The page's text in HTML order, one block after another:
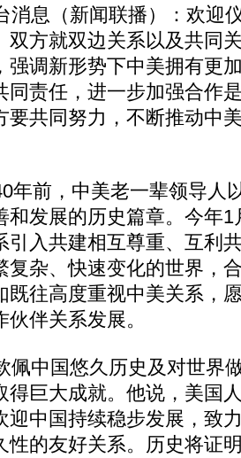
息（新闻联播）：欢迎
双方就双边关系以及共同
强调新形势下中美拥有更
同责任，进一步加强合作
要共同努力，不断推动中
前，中美老一辈领导人
和发展的历史篇章。今年
引入共建相互尊重、互利
复杂、快速变化的世界，
既往高度重视中美关系，
伴关系发展。
中国悠久历史及对世界
得巨大成就。他说，美国
迎中国持续稳步发展，致
性的友好关系。历史将证